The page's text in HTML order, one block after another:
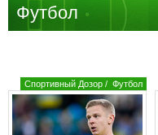
Футбол
Спортивный Дозор / Футбол